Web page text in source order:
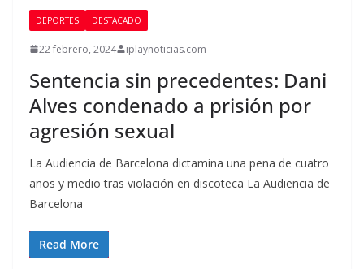
DEPORTES DESTACADO
22 febrero, 2024 iplaynoticias.com
Sentencia sin precedentes: Dani
Alves condenado a prisión por
agresión sexual
La Audiencia de Barcelona dictamina una pena de cuatro
años y medio tras violación en discoteca La Audiencia de
Barcelona
Read More